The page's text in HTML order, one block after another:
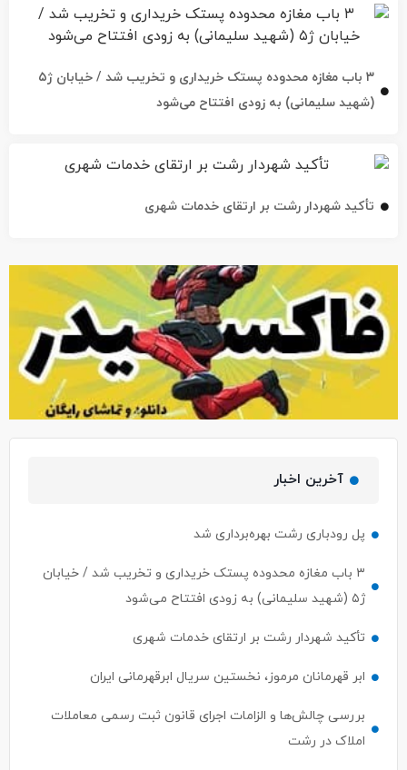
۳ باب مغازه محدوده پستک خریداری و تخریب شد / خیابان ژ۵
(شهید سلیمانی) به زودی افتتاح می‌شود
تأکید شهردار رشت بر ارتقای خدمات شهری
آخرین اخبار
پل رودباری رشت بهره‌برداری شد
۳ باب مغازه محدوده پستک خریداری و تخریب شد / خیابان
ژ۵ (شهید سلیمانی) به زودی افتتاح می‌شود
تأکید شهردار رشت بر ارتقای خدمات شهری
ابر قهرمانان مرموز، نخستین سریال ابرقهرمانی ایران
بررسی چالش‌ها و الزامات اجرای قانون ثبت رسمی معاملات
املاک در رشت